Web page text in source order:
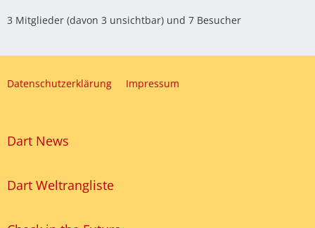
3 Mitglieder (davon 3 unsichtbar) und 7 Besucher
Datenschutzerklärung Impressum
Dart News
Dart Weltrangliste